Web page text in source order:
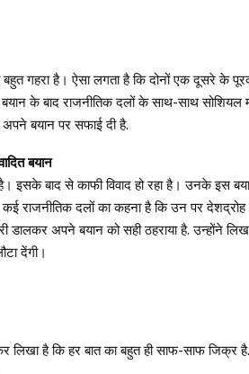
बहुत गहरा है। ऐसा लगता है कि दोनों एक दूसरे के
के बाद राजनीतिक दलों के साथ-साथ सोशियल
बयान पर सफाई दी है.
बयान
इसके बाद से काफी विवाद हो रहा है। उनके इस
राजनीतिक दलों का कहना है कि उन पर देशद्रोह
डालकर अपने बयान को सही ठहराया है. उन्होंने
देंगी।
लिखा है कि हर बात का बहुत ही साफ-साफ जिक्र